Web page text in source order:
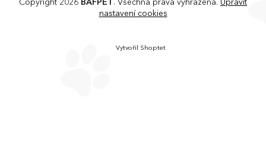
Vytvořil Shoptet
Copyright 2026 BAFPET. Všechna práva vyhrazena. Upravit
nastavení cookies